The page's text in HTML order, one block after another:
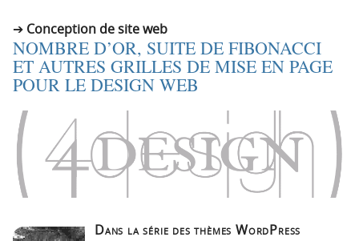
Conception de site web
NOMBRE D’OR, SUITE DE FIBONACCI
ET AUTRES GRILLES DE MISE EN PAGE
POUR LE DESIGN WEB
Dans la série des thèmes WordPress